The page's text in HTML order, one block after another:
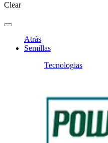
Clear
Atrás
Semillas
Tecnologias